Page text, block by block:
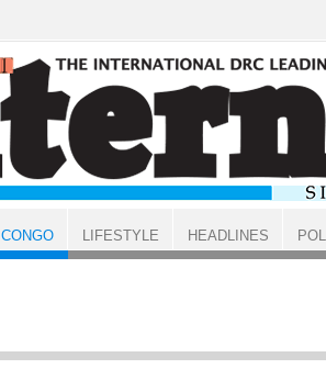
CONGO LIFESTYLE HEADLINES